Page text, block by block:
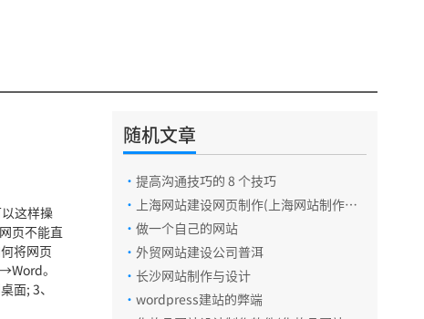
这样操
页不能直
将网页
。
面; 3、
随机文章
· 提高沟通技巧的 8 个技巧
· 上海网站建设网页制作(上海网站制作公
司哪家比较好)
· 做一个自己的网站
· 外贸网站建设公司普洱
· 长沙网站制作与设计
· wordpress建站的弊端